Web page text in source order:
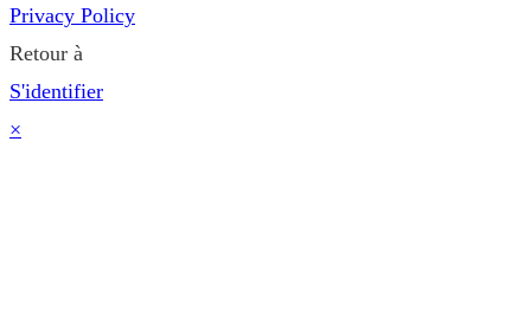
Privacy Policy
Retour à
S'identifier
×